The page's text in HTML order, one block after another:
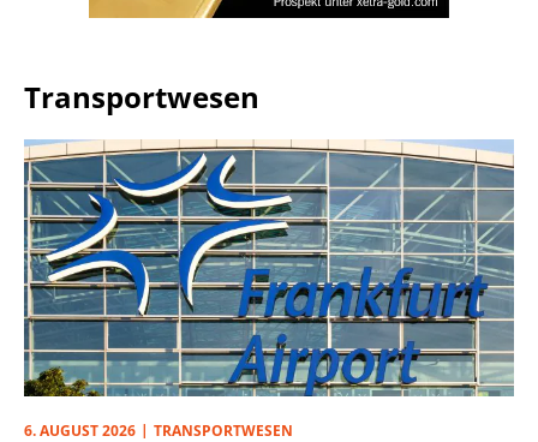
Transportwesen
6. AUGUST 2026 TRANSPORTWESEN